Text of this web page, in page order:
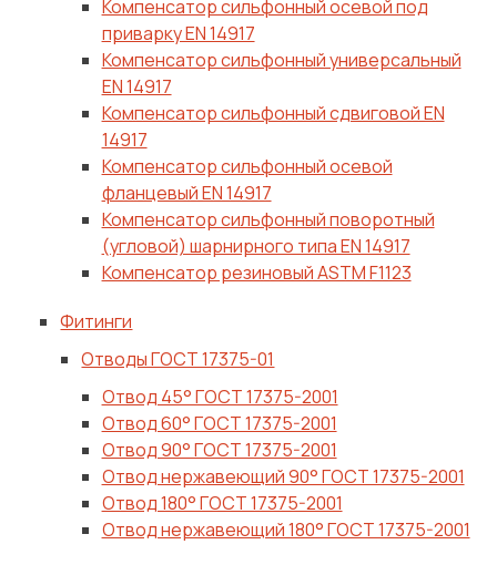
Компенсатор сильфонный осевой под
приварку EN 14917
Компенсатор сильфонный универсальный
EN 14917
Компенсатор сильфонный сдвиговой EN
14917
Компенсатор сильфонный осевой
фланцевый EN 14917
Компенсатор сильфонный поворотный
(угловой) шарнирного типа EN 14917
Компенсатор резиновый ASTM F1123
Фитинги
Отводы ГОСТ 17375-01
Отвод 45° ГОСТ 17375-2001
Отвод 60° ГОСТ 17375-2001
Отвод 90° ГОСТ 17375-2001
Отвод нержавеющий 90° ГОСТ 17375-2001
Отвод 180° ГОСТ 17375-2001
Отвод нержавеющий 180° ГОСТ 17375-2001